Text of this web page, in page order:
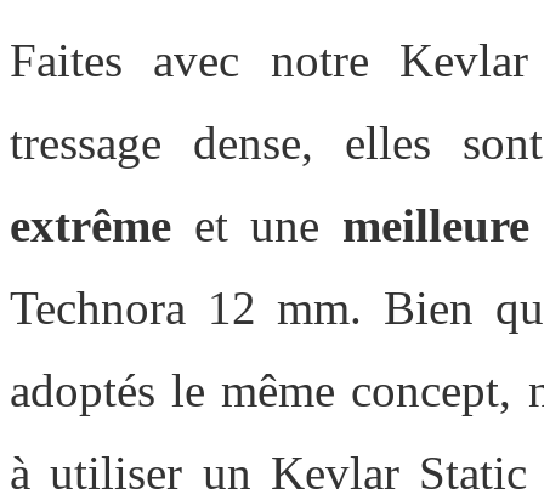
Faites avec notre
tressage dense, elles
extrême et une
Technora 12 mm. Bien
adoptés le même concept,
à utiliser un Kevlar Static